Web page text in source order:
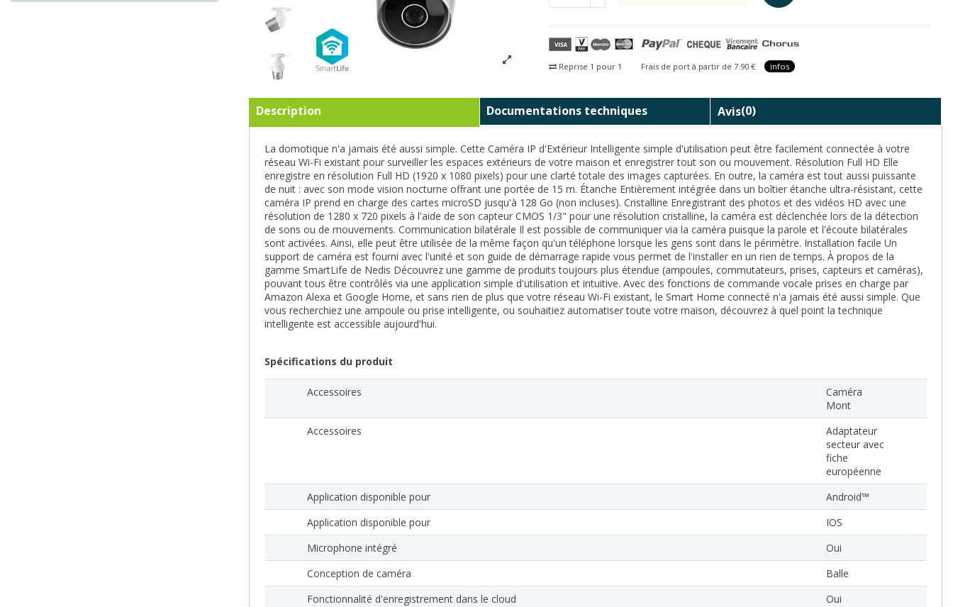
Reprise 1 pour 1 Frais de port à partir de 7.90 € infos
Description Documentations techniques Avis(0)
La domotique n'a jamais été aussi simple. Cette Caméra IP d'Extérieur Intelligente simple d'utilisation peut être facilement connectée à votre
réseau Wi-Fi existant pour surveiller les espaces extérieurs de votre maison et enregistrer tout son ou mouvement. Résolution Full HD Elle
enregistre en résolution Full HD (1920 x 1080 pixels) pour une clarté totale des images capturées. En outre, la caméra est tout aussi puissante
de nuit : avec son mode vision nocturne offrant une portée de 15 m. Étanche Entièrement intégrée dans un boîtier étanche ultra-résistant, cette
caméra IP prend en charge des cartes microSD jusqu'à 128 Go (non incluses). Cristalline Enregistrant des photos et des vidéos HD avec une
résolution de 1280 x 720 pixels à l'aide de son capteur CMOS 1/3" pour une résolution cristalline, la caméra est déclenchée lors de la détection
de sons ou de mouvements. Communication bilatérale Il est possible de communiquer via la caméra puisque la parole et l'écoute bilatérales
sont activées. Ainsi, elle peut être utilisée de la même façon qu'un téléphone lorsque les gens sont dans le périmètre. Installation facile Un
support de caméra est fourni avec l'unité et son guide de démarrage rapide vous permet de l'installer en un rien de temps. À propos de la
gamme SmartLife de Nedis Découvrez une gamme de produits toujours plus étendue (ampoules, commutateurs, prises, capteurs et caméras),
pouvant tous être contrôlés via une application simple d'utilisation et intuitive. Avec des fonctions de commande vocale prises en charge par
Amazon Alexa et Google Home, et sans rien de plus que votre réseau Wi-Fi existant, le Smart Home connecté n'a jamais été aussi simple. Que
vous recherchiez une ampoule ou prise intelligente, ou souhaitiez automatiser toute votre maison, découvrez à quel point la technique
intelligente est accessible aujourd'hui.
Spécifications du produit
Accessoires
Caméra
Mont
Accessoires
Adaptateur
secteur avec
fiche
européenne
Application disponible pour
Android™
Application disponible pour
IOS
Microphone intégré
Oui
Conception de caméra
Balle
Fonctionnalité d'enregistrement dans le cloud
Oui